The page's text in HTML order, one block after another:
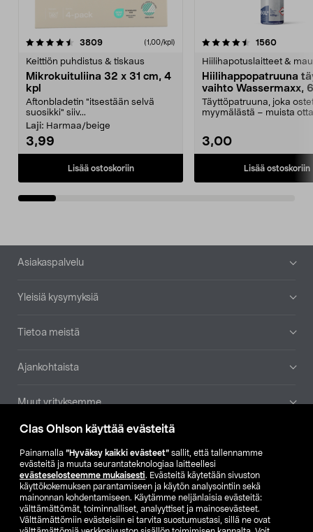
Clas Ohlson käyttää evästeitä
Painamalla ”Hyväksy kaikki evästeet” sallit, että tallennamme
evästeitä ja muuta seurantateknologiaa laitteellesi
evästeselosteemme mukaisesti. Evästeitä käytetään sivuston
käyttökokemuksen parantamiseen ja käytön analysointiin sekä
mainonnan kohdentamiseen. Käytämme neljänlaisia evästeitä:
välttämättömät, toiminnalliset, analyyttiset ja mainosevästeet.
Välttämättömiin evästeisiin ei tarvita suostumustasi, sillä ne ovat
3809arvostelut (1,00/kpl)
Keittiön puhdistus & tiskaus
Mikrokuituliina 32 x 31 cm, 4
kpl
Aftonbladetin "itsestään selvä
suosikki" siiv...
Laji: Harmaa/beige
3,99
Lisää ostoskoriin
4.5viidestä
1560
Hiilihapotuslaitteet &
Hiilihappopatruuna
vaihto Wassermaxx,
Täyttöpatruuna, joka
myymälästä – muista
3,00
Lisää ostoskoriin
4.5viidestä
Alatunniste
Asiakaspalvelu
Yleisiä kysymyksiä
Tietoa meistä
Ajankohtaista
Muut yrityksemme
Etsi myymälä
SE NO FI
FI SV